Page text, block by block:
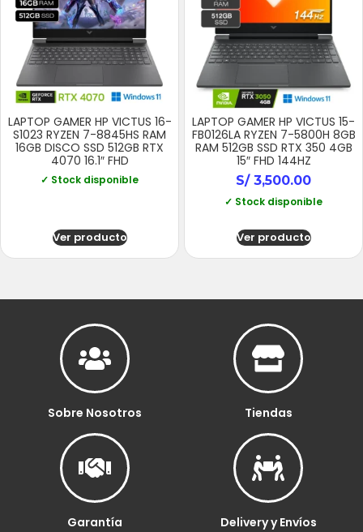
LAPTOP GAMER HP VICTUS 16-
S1023 RYZEN 7-8845HS RAM
16GB DISCO SSD 512GB RTX
4070 16.1″ FHD
✓ Stock disponible
Ver producto
LAPTOP GAMER HP VICTUS 15-
FB0126LA RYZEN 7-5800H 8GB
RAM 512GB SSD RTX 350 4GB
15″ FHD 144HZ
S/3,500.00
✓ Stock disponible
Ver producto
Sobre Nosotros Tiendas
Garantía Delivery y Envíos